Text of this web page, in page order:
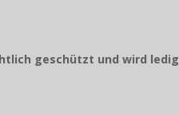
geschützt und wird